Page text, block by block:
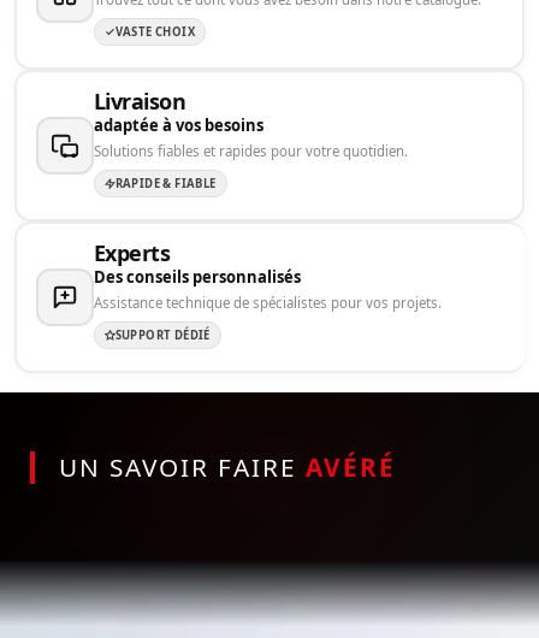
VASTE CHOIX
Livraison
adaptée à vos besoins
Solutions fiables et rapides pour votre quotidien.
RAPIDE & FIABLE
Experts
Des conseils personnalisés
Assistance technique de spécialistes pour vos projets.
SUPPORT DÉDIÉ
UN SAVOIR FAIRE AVÉRÉ